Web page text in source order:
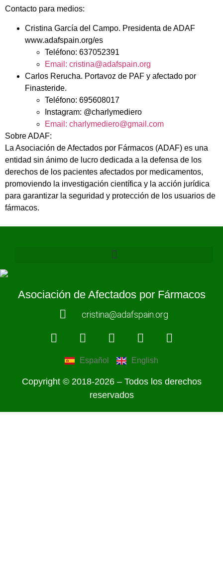
Contacto para medios:
Cristina García del Campo. Presidenta de ADAF
www.adafspain.org/es
Teléfono: 637052391
Email: cristina@adafspain.org
Carlos Rerucha. Portavoz de PAF y afectado por
Finasteride.
Teléfono: 695608017
Instagram: @charlymediero
Email: charlymediero@gmail.com
Sobre ADAF:
La Asociación de Afectados por Fármacos (ADAF) es una
entidad sin ánimo de lucro dedicada a la defensa de los
derechos de los pacientes afectados por medicamentos,
promoviendo la investigación científica y la acción jurídica
para garantizar la seguridad y protección de los usuarios de
fármacos.
Asociación de Afectados por Fármacos
cristina@adafspain.org
Español English
Copyright © 2018-2026 – Todos los derechos
reservados